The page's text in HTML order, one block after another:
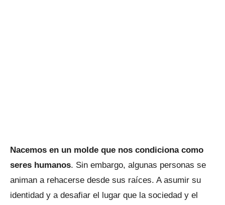
Nacemos en un molde que nos condiciona como
seres humanos. Sin embargo, algunas personas se
animan a rehacerse desde sus raíces. A asumir su
identidad y a desafiar el lugar que la sociedad y el